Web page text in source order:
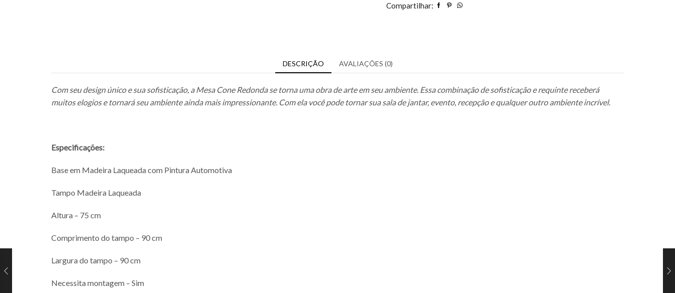
Compartilhar:
DESCRIÇÃO AVALIAÇÕES (0)
Com seu design único e sua sofisticação, a Mesa Cone Redonda se torna uma obra de arte em seu ambiente. Essa combinação de sofisticação e requinte receberá
muitos elogios e tornará seu ambiente ainda mais impressionante. Com ela você pode tornar sua sala de jantar, evento, recepção e qualquer outro ambiente incrível.
Especificações:
Baseem Madeira Laqueada com Pintura Automotiva
Tampo Madeira Laqueada
Altura – 75 cm
Comprimento do tampo – 90 cm
Largura do tampo – 90 cm
Necessita montagem – Sim